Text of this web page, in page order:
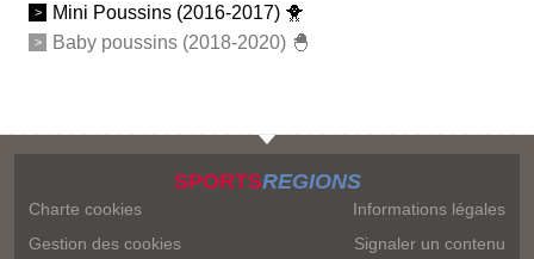
Mini Poussins (2016-2017) 🐥
Baby poussins (2018-2020) 🐣
SPORTSREGIONS
Charte cookies
Gestion des cookies
Informations légales
Signaler un contenu